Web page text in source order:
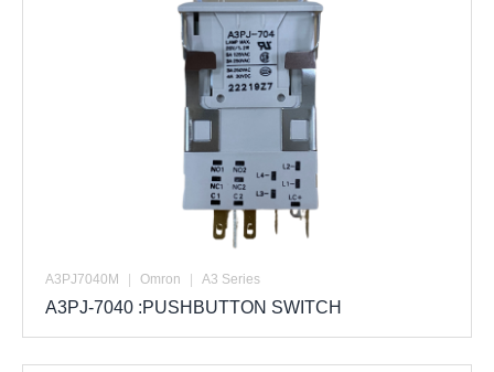
A3PJ7040M Omron A3 Series
A3PJ-7040 :PUSHBUTTON SWITCH